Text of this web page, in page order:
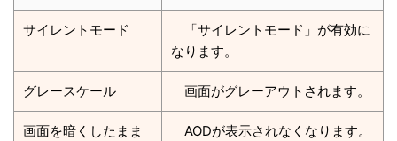
サイレントモード
「サイレントモード」が有効に
なります。
グレースケール 画面がグレーアウトされます。
画面を暗くしたまま
AODが表示されなくなります。